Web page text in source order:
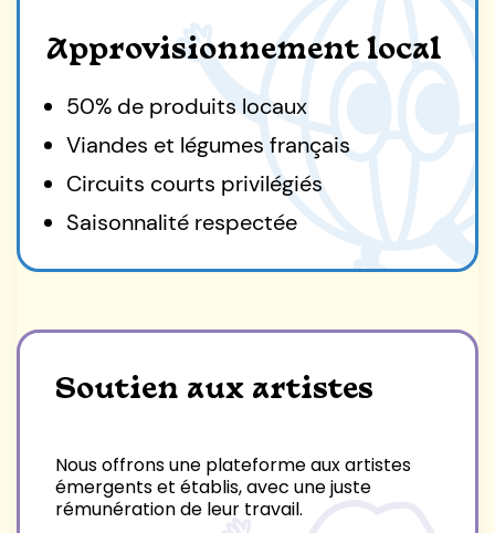
Approvisionnement local
50% de produits locaux
Viandes et légumes français
Circuits courts privilégiés
Saisonnalité respectée
Soutien aux artistes
Nous offrons une plateforme aux artistes
émergents et établis, avec une juste
rémunération de leur travail.